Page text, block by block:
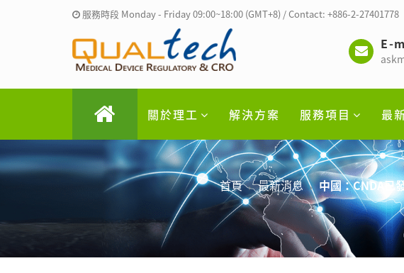
服務時段 Monday - Friday 09:00~18:00 (GMT+8) / Contact: +886-2-27401778
E-
關於理工 解決方案 服務項目 最
首頁 最新消息 中國：CNDA已